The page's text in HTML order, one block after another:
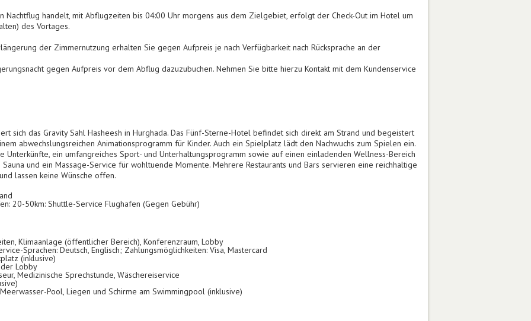
Nachtflug handelt, mit Abflugzeiten bis 04:00 Uhr morgens aus dem Zielgebiet, erfolgt der Check-Out im Hotel um
des Vortages.
der Zimmernutzung erhalten Sie gegen Aufpreis je nach Verfügbarkeit nach Rücksprache an der
gegen Aufpreis vor dem Abflug dazuzubuchen. Nehmen Sie bitte hierzu Kontakt mit dem Kundenservice
sich das Gravity Sahl Hasheesh in Hurghada. Das Fünf-Sterne-Hotel befindet sich direkt am Strand und begeistert
abwechslungsreichen Animationsprogramm für Kinder. Auch ein Spielplatz lädt den Nachwuchs zum Spielen ein.
Unterkünfte, ein umfangreiches Sport- und Unterhaltungsprogramm sowie auf einen einladenden Wellness-Bereich
und ein Massage-Service für wohltuende Momente. Mehrere Restaurants und Bars servieren eine reichhaltige
lassen keine Wünsche offen.
20-50km: Shuttle-Service Flughafen (Gegen Gebühr)
Klimaanlage (öffentlicher Bereich), Konferenzraum, Lobby
Sprachen: Deutsch, Englisch; Zahlungsmöglichkeiten: Visa, Mastercard
(inklusive)
Lobby
Medizinische Sprechstunde, Wäschereiservice
Pool, Liegen und Schirme am Swimmingpool (inklusive)